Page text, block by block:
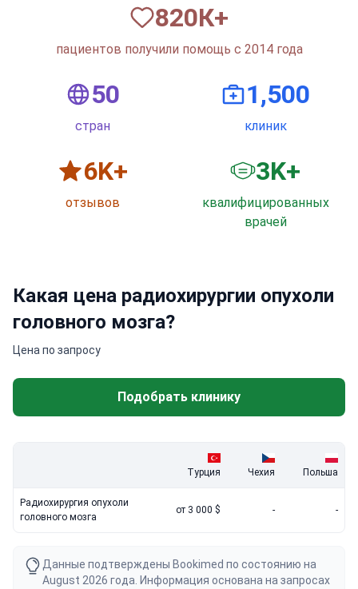
820К+
пациентов получили помощь с 2014 года
50
стран
1,500
клиник
6K+
отзывов
3K+
квалифицированных
врачей
Какая цена радиохирургии опухоли
головного мозга?
Цена по запросу
Подобрать клинику
Турция Чехия Польша
Радиохирургия опухоли
головного мозга
от 3 000 $ - -
Данные подтверждены Bookimed по состоянию на
August 2026 года. Информация основана на запросах